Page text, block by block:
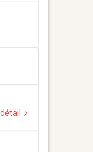
détail